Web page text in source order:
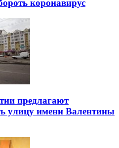
коронавирус
предлагают
улицу имени Валентины